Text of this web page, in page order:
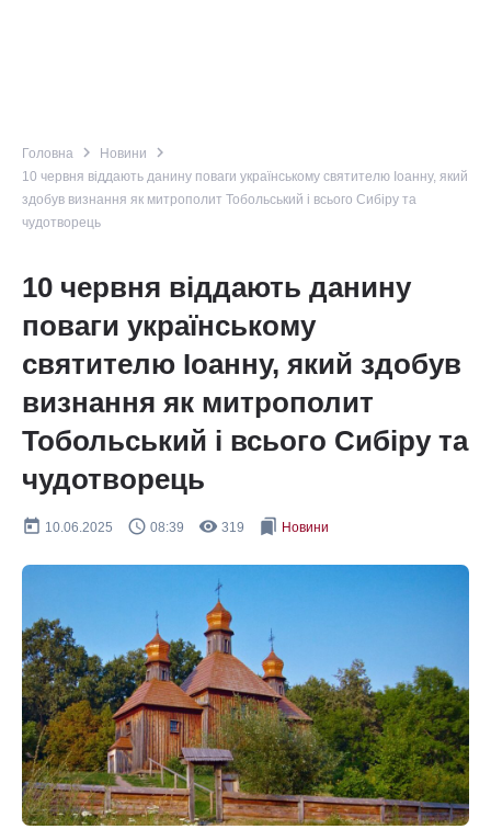
Головна navigate_next Новини navigate_next
10 червня віддають данину поваги українському святителю Іоанну, який
здобув визнання як митрополит Тобольський і всього Сибіру та
чудотворець
10 червня віддають данину
поваги українському
святителю Іоанну, який здобув
визнання як митрополит
Тобольський і всього Сибіру та
чудотворець
today 10.06.2025 query_builder 08:39 remove_red_eye 319 bookmarks Новини